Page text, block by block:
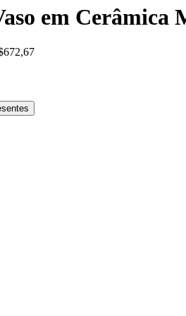
em Cerâmica
672,67